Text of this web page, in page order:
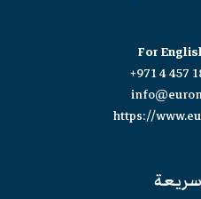
For
+971 4 457
https://
سريعة